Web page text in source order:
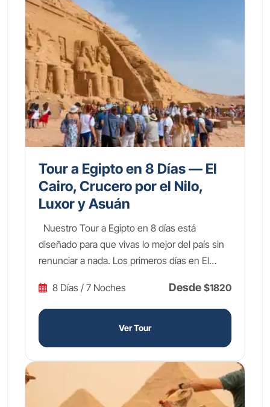
Tour a Egipto en 8 Días — El
Cairo, Crucero por el Nilo,
Luxor y Asuán
Nuestro Tour a Egipto en 8 días está
diseñado para que vivas lo mejor del país sin
renunciar a nada. Los primeros días en El
de Guiza, la imponente Esfinge y el fascinante
Gran Museo Egipcio, donde los tesoros de
Tutankamón te dejarán sin palabras. Después
volarás hacia el sur para embarcarte en un
crucero de lujo 5 estrellas por el Nilo de Luxor
a Asuán, navegando las mismas aguas
sagradas que surcaron los faraones. A lo largo
8 Días / 7 Noches Desde $1820
Ver Tour